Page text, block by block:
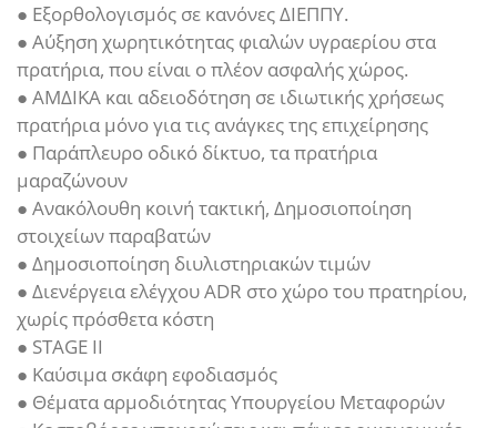
● Εξορθολογισμός σε κανόνες ΔΙΕΠΠΥ.
● Αύξηση χωρητικότητας φιαλών υγραερίου στα
πρατήρια, που είναι ο πλέον ασφαλής χώρος.
● ΑΜΔΙΚΑ και αδειοδότηση σε ιδιωτικής χρήσεως
πρατήρια μόνο για τις ανάγκες της επιχείρησης
● Παράπλευρο οδικό δίκτυο, τα πρατήρια
μαραζώνουν
● Ανακόλουθη κοινή τακτική, Δημοσιοποίηση
στοιχείων παραβατών
● Δημοσιοποίηση διυλιστηριακών τιμών
● Διενέργεια ελέγχου ADR στο χώρο του πρατηρίου,
χωρίς πρόσθετα κόστη
● STAGE II
● Καύσιμα σκάφη εφοδιασμός
● Θέματα αρμοδιότητας Υπουργείου Μεταφορών